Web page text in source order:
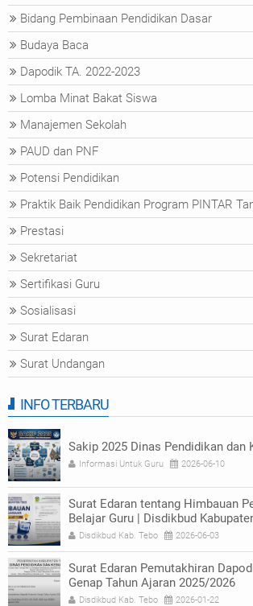
Bidang Pembinaan Pendidikan Dasar
Budaya Baca
Dapodik TA. 2022-2023
Lomba Minat Bakat Siswa
Manajemen Sekolah
PAUD dan PNF
Potensi Pendidikan
Praktik Baik Pendidikan Program PINTAR
Prestasi
Sekretariat
Sertifikasi Guru
Sosialisasi
Surat Edaran
Surat Undangan
INFO TERBARU
Sakip 2025 Dinas Pendidikan dan
Informasi Untuk Guru 2026-06-10
Surat Edaran tentang Himbauan
Belajar Guru | Disdikbud
Disdikbud Kab. Tebo 2026-06-03
Surat Edaran Pemutakhiran
Genap Tahun Ajaran 2025/2026
Disdikbud Kab. Tebo 2026-01-22